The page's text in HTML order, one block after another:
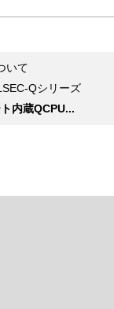
いて
Qシリーズ
内蔵QCPU...